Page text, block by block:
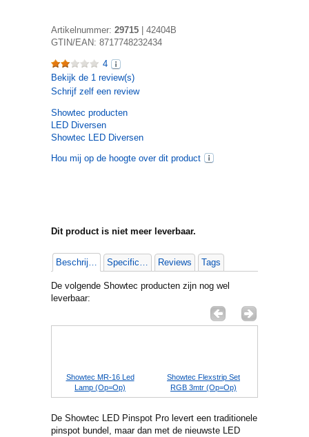
Artikelnummer: 29715
42404B
GTIN/EAN: 8717748232434
4
Bekijk de 1 review(s)
Schrijf zelf een review
Showtec producten
LED Diversen
Showtec LED Diversen
Hou mij op de hoogte over dit product
Dit product is niet meer leverbaar.
Beschrijving Specificaties Reviews Tags
De volgende Showtec producten zijn nog wel
leverbaar:
Showtec MR-16 Led
Lamp (Op=Op)
Showtec Flexstrip Set
RGB 3mtr (Op=Op)
De Showtec LED Pinspot Pro levert een traditionele
pinspot bundel, maar dan met de nieuwste LED